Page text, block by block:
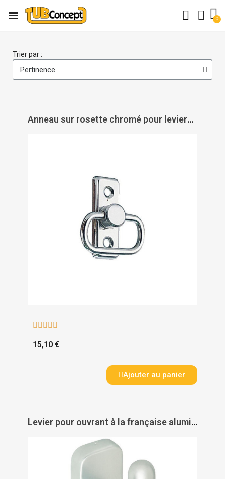
Trier par :
Anneau sur rosette chromé pour leviers de fenêtre - MAP INDUSTRIES
    
15,10 €
Ajouter au panier
Levier pour ouvrant à la française aluminium Ligne Golf - VACHETTE ASSA ABLOY